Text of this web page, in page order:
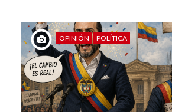
OPINIÓN POLÍTICA